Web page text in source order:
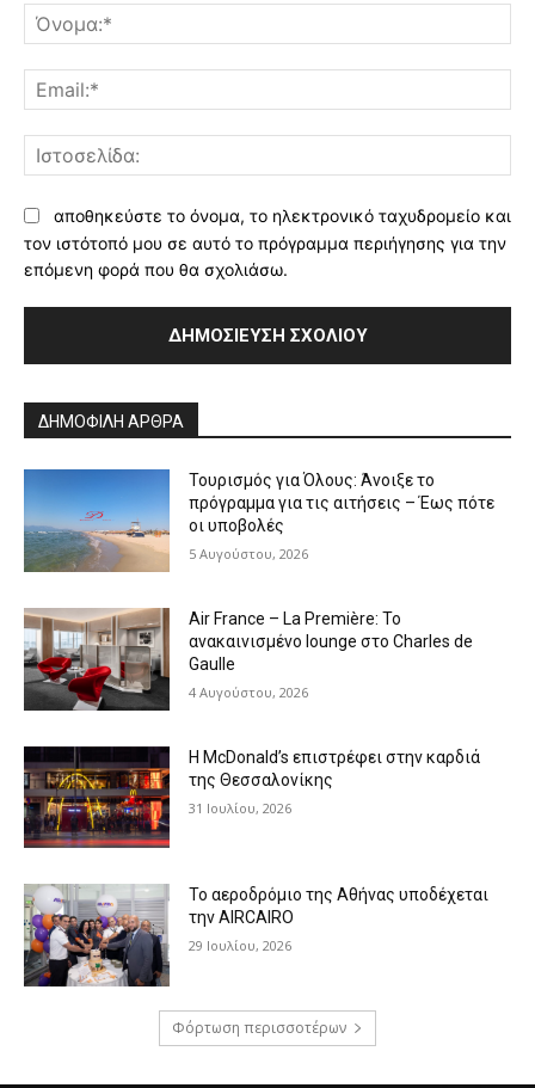
αποθηκεύστε το όνομα, το ηλεκτρονικό ταχυδρομείο και
τον ιστότοπό μου σε αυτό το πρόγραμμα περιήγησης για την
επόμενη φορά που θα σχολιάσω.
ΔΗΜΟΦΙΛΗ ΑΡΘΡΑ
Τουρισμός για Όλους: Άνοιξε το
πρόγραμμα για τις αιτήσεις – Έως πότε
οι υποβολές
5 Αυγούστου, 2026
Air France – La Première: Το
ανακαινισμένο lounge στο Charles de
Gaulle
4 Αυγούστου, 2026
Η McDonald’s επιστρέφει στην καρδιά
της Θεσσαλονίκης
31 Ιουλίου, 2026
Το αεροδρόμιο της Αθήνας υποδέχεται
την AIRCAIRO
29 Ιουλίου, 2026
Φόρτωση περισσοτέρων